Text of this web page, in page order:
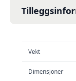
Vekt
Dimensjoner